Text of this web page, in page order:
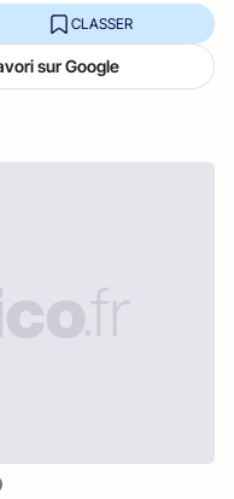
CLASSER
sur Google